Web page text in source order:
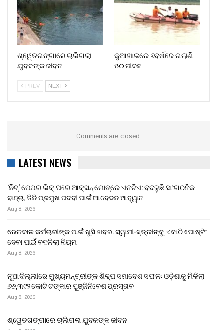
ଶ୍ୱେତଗଙ୍ଗାରେ ଚାଲିଗଲା
ଯୁବକଙ୍କ ଜୀବନ
କୁଆଖାଇରେ ୬ବର୍ଷରେ ଗଲାଣି
୫୦ ଜୀବନ
PREV NEXT
Comments are closed.
LATEST NEWS
‘ନିଟ୍’ ପେପର ଲିକ୍ ପରେ ଆକ୍ସନ୍‌ ମୋଡ୍‌ରେ ଏନଟିଏ: ବଦଳୁଛି ସାଂଗଠନିକ
ଢାଞ୍ଚା, ତିନି ପ୍ରମୁଖ ପଦବୀ ପାଇଁ ଆବେଦନ ଆହ୍ୱାନ
Aug 8, 2026
ରେଳବାଇ କର୍ମଚାରୀଙ୍କ ପାଇଁ ଖୁସି ଖବର: ସ୍ୱାମୀ-ସ୍ତ୍ରୀଙ୍କୁ ଏକାଠି ପୋଷ୍ଟିଂ
ଦେବା ପାଇଁ ବଦଳିଲା ନିୟମ
Aug 8, 2026
ନୂଆଦିଲ୍ଲୀରେ ମୁଖ୍ୟମନ୍ତ୍ରୀଙ୍କ ଶିଳ୍ପ ସମାବେଶ ସଫଳ: ଓଡ଼ିଶାକୁ ମିଳିଲା
୬୬,୩୯୨ କୋଟି ଟଙ୍କାର ପୁଞ୍ଜିନିବେଶ ପ୍ରସ୍ତାବ
Aug 8, 2026
ଶ୍ୱେତଗଙ୍ଗାରେ ଚାଲିଗଲା ଯୁବକଙ୍କ ଜୀବନ